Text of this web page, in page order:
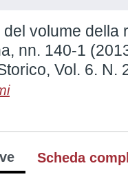
volume della
nn. 140-1
Vol. 6. N.
Scheda